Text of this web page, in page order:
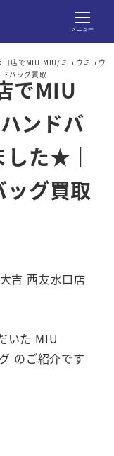
メニュー
口店でMIU MIU/ミュウミュウ
バッグ買取
でMIU
ンドバ
した★｜
ッグ買取
吉 西友水口店
いた MIU
のご紹介です